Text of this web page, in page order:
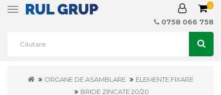
Toggle
0
0758 066 758
ORGANE DE ASAMBLARE
ELEMENTE FIXARE
BRIDE ZINCATE 20/20